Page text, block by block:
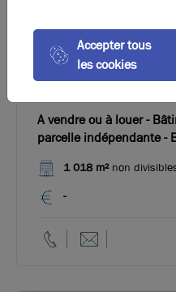
Photos (2)
A vendre ou à louer -
1 018 m²non
-
Accepter tous
les cookies